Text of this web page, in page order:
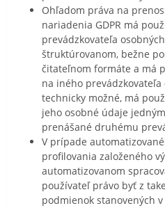
Ohľadom práva na
nariadenia GDPR má
prevádzkovateľa
štruktúrovanom, bežne
čitateľnom formáte a má
na iného
technicky možné, má
jeho osobné údaje
prenášané druhému
V prípade
profilovania založeného
automatizovanom
používateľ právo byť z
podmienok stanovených